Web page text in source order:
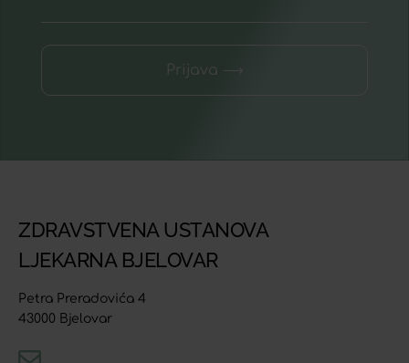
Prijava ⟶
ZDRAVSTVENA USTANOVA
LJEKARNA BJELOVAR
Petra Preradovića 4
43000 Bjelovar